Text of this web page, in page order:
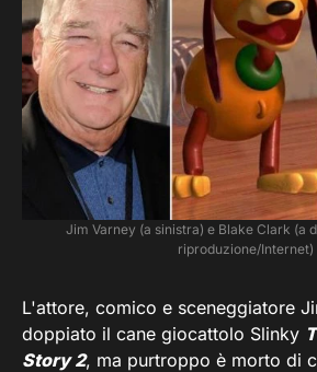
Jim Varney (a sinistra) e Blake Clark (a
riproduzione/Internet)
L'attore, comico e sceneggiatore
doppiato il cane giocattolo Slinky
Story 2, ma purtroppo è morto di